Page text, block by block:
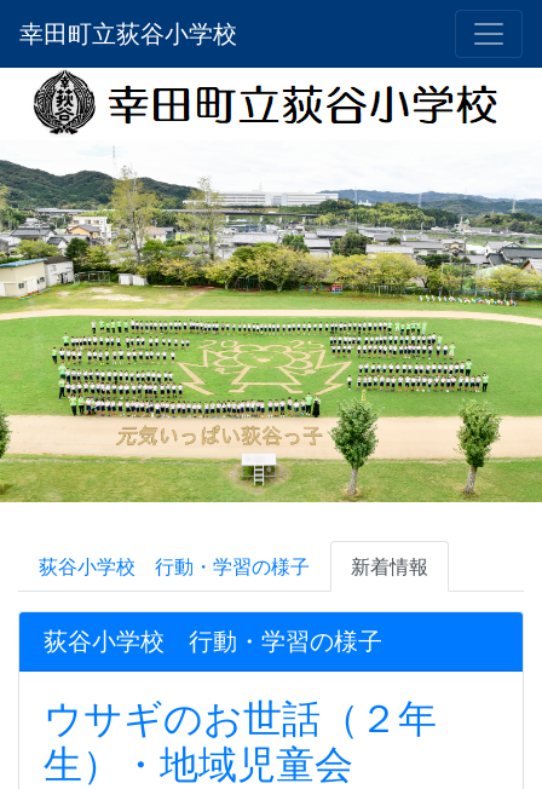
幸田町立荻谷小学校
荻谷小学校 行動・学習の様子 新着情報
荻谷小学校 行動・学習の様子
ウサギのお世話（２年
生）・地域児童会